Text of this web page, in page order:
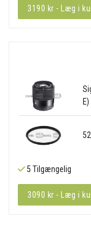
3190 kr - Læg i
5 Tilgængelig
3090 kr - Læg i